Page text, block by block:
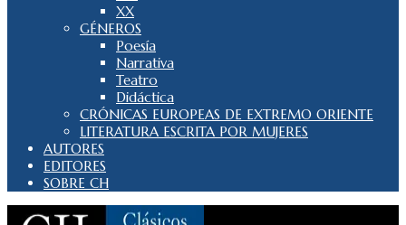
XX
GÉNEROS
Poesía
Narrativa
Teatro
Didáctica
CRÓNICAS EUROPEAS DE EXTREMO ORIENTE
LITERATURA ESCRITA POR MUJERES
AUTORES
EDITORES
SOBRE CH